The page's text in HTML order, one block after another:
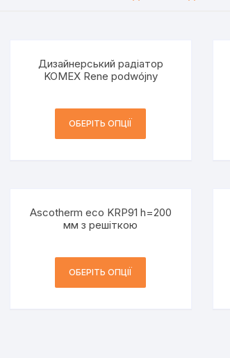
Дизайнерський радіатор
KOMEX Rene podwójny
ОБЕРІТЬ ОПЦІЇ
Ascotherm eco KRP91 h=200
мм з решіткою
ОБЕРІТЬ ОПЦІЇ